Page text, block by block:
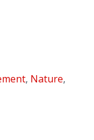
, Nature,